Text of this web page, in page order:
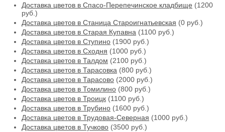
Доставка цветов в Спасо-Перепечинское кладбище (1200
руб.)
Доставка цветов в Станица Староигнатьевская (0 руб.)
Доставка цветов в Старая Купавна (1100 руб.)
Доставка цветов в Ступино (1900 руб.)
Доставка цветов в Сходня (1000 руб.)
Доставка цветов в Талдом (2100 руб.)
Доставка цветов в Тарасовка (800 руб.)
Доставка цветов в Тарасово (2000 руб.)
Доставка цветов в Томилино (800 руб.)
Доставка цветов в Троицк (1100 руб.)
Доставка цветов в Трубино (1600 руб.)
Доставка цветов в Трудовая-Северная (1000 руб.)
Доставка цветов в Тучково (3500 руб.)